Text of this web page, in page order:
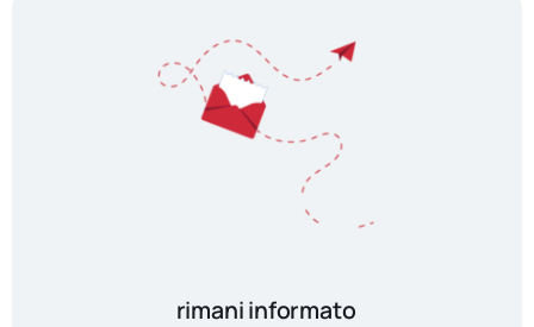
rimani informato